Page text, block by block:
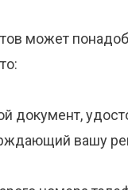
может
документ,
вашу